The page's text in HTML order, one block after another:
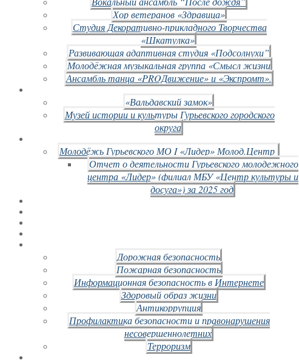
Хор ветеранов «Здравица»
Студия Декоративно-прикладного Творчества
«Шкатулка»
Развивающая адаптивная студия «Подсолнухи”
Молодёжная музыкальная группа «Смысл жизни
Ансамбль танца «PROДвижение» и «Экспромт».
«Вальдавский замок»
Музей истории и культуры Гурьевского городского
округа
Молодёжь Гурьевского МО I «Лидер» Молод.Центр
Отчет о деятельности Гурьевского молодежного
центра «Лидер» (филиал МБУ «Центр культуры и
досуга») за 2025 год
Дорожная безопасность
Пожарная безопасность
Информационная безопасность в Интернете
Здоровый образ жизни
Антикоррупция
Профилактика безопасности и правонарушения
несовершеннолетних
Терроризм